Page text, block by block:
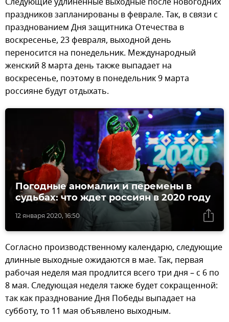
праздников запланированы в феврале. Так, в связи с
празднованием Дня защитника Отечества в
воскресенье, 23 февраля, выходной день
переносится на понедельник. Международный
женский 8 марта день также выпадает на
воскресенье, поэтому в понедельник 9 марта
россияне будут отдыхать.
12 января 2020, 16:50
Погодные аномалии и перемены в
судьбах: что ждет россиян в 2020 году
Согласно производственному календарю, следующие
длинные выходные ожидаются в мае. Так, первая
рабочая неделя мая продлится всего три дня – с 6 по
8 мая. Следующая неделя также будет сокращенной:
так как празднование Дня Победы выпадает на
субботу, то 11 мая объявлено выходным.